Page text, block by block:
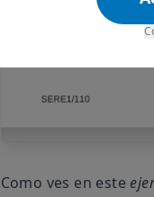
Como ves en este